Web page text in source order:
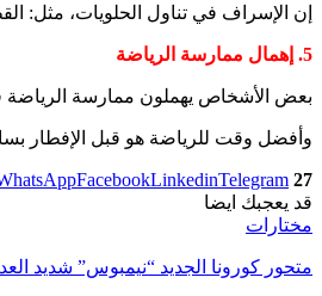
إن الإسراف في تناول الحلويات، مثل:
5. إهمال ممارسة الرياضة
بعض الأشخاص يهملون ممارسة الرياضة
وأفضل وقت للرياضة هو قبل الإفطار
27
FacebookLinkedinTelegram
قد يعجبك ايضا
مختارات
متحور كورونا الجديد “نيمبوس” شديد